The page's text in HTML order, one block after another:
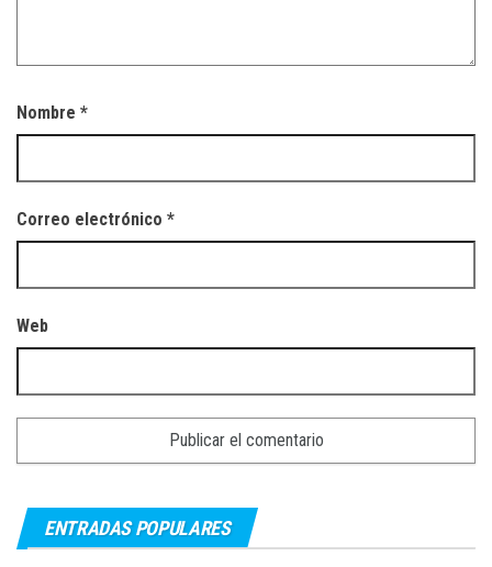
Nombre *
Correo electrónico *
Web
ENTRADAS POPULARES